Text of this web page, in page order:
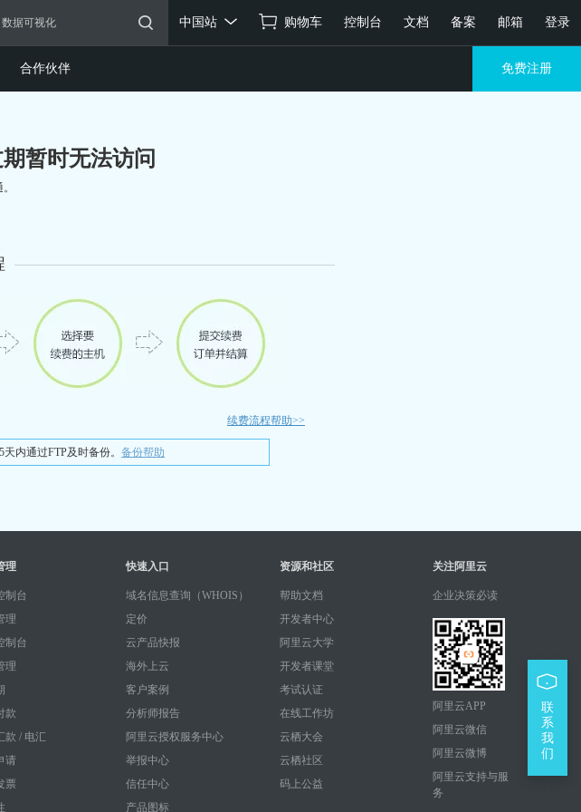
购物车 控制台 文档 备案 邮箱 登录
中国站
合作伙伴 免费注册
暂时无法访问
续费流程帮助>>
内通过FTP及时备份。 备份帮助
理
制台
理
制台
理
款
款 / 电汇
请
票
快速入口
域名信息查询（WHOIS）
定价
云产品快报
海外上云
客户案例
分析师报告
阿里云授权服务中心
举报中心
信任中心
产品图标
资源和社区
帮助文档
开发者中心
阿里云大学
开发者课堂
考试认证
在线工作坊
云栖大会
云栖社区
码上公益
关注阿里云
企业决策必读
阿里云APP
阿里云微信
阿里云微博
阿里云支持与服
务
联
系
我
们